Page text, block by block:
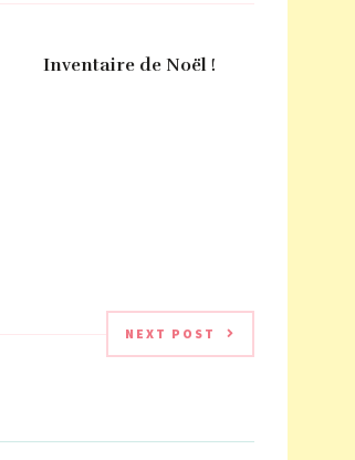
Inventaire de Noël !
NEXT POST